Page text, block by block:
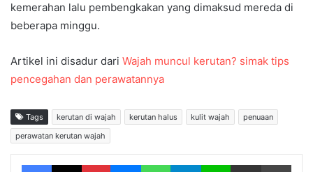
kemerahan lalu pembengkakan yang dimaksud mereda di
beberapa minggu.
Artikel ini disadur dari Wajah muncul kerutan? simak tips
pencegahan dan perawatannya
Tags kerutan di wajah kerutan halus kulit wajah
penuaan
perawatan kerutan wajah
Facebook X Pinterest Messenger WhatsApp Telegram Line Share via Email